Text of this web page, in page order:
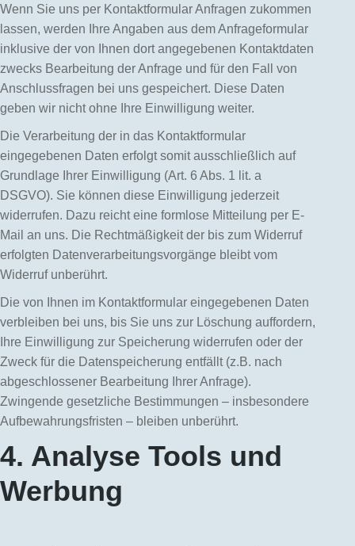
Wenn Sie uns per Kontaktformular Anfragen zukommen
lassen, werden Ihre Angaben aus dem Anfrageformular
inklusive der von Ihnen dort angegebenen Kontaktdaten
zwecks Bearbeitung der Anfrage und für den Fall von
Anschlussfragen bei uns gespeichert. Diese Daten
geben wir nicht ohne Ihre Einwilligung weiter.
Die Verarbeitung der in das Kontaktformular
eingegebenen Daten erfolgt somit ausschließlich auf
Grundlage Ihrer Einwilligung (Art. 6 Abs. 1 lit. a
DSGVO). Sie können diese Einwilligung jederzeit
widerrufen. Dazu reicht eine formlose Mitteilung per E-
Mail an uns. Die Rechtmäßigkeit der bis zum Widerruf
erfolgten Datenverarbeitungsvorgänge bleibt vom
Widerruf unberührt.
Die von Ihnen im Kontaktformular eingegebenen Daten
verbleiben bei uns, bis Sie uns zur Löschung auffordern,
Ihre Einwilligung zur Speicherung widerrufen oder der
Zweck für die Datenspeicherung entfällt (z.B. nach
abgeschlossener Bearbeitung Ihrer Anfrage).
Zwingende gesetzliche Bestimmungen – insbesondere
Aufbewahrungsfristen – bleiben unberührt.
4. Analyse Tools und
Werbung